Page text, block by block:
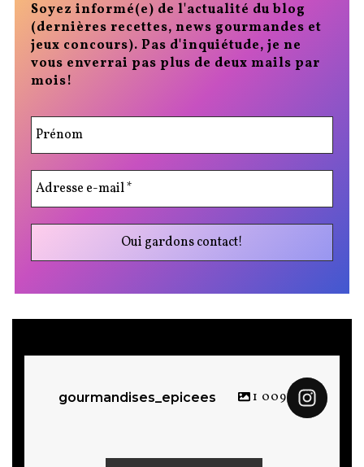
Soyez informé(e) de l'actualité du blog
(dernières recettes, news gourmandes et
jeux concours). Pas d'inquiétude, je ne
vous enverrai pas plus de deux mails par
mois!
gourmandises_epicees 1 009